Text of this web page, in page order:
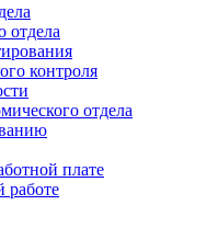
отдела
контроля
отдела
плате
работе